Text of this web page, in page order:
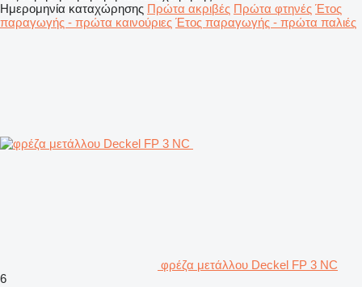
Ημερομηνία καταχώρησης Πρώτα ακριβές Πρώτα φτηνές Έτος
παραγωγής - πρώτα καινούριες Έτος παραγωγής - πρώτα παλιές
φρέζα μετάλλου Deckel FP 3 NC
6